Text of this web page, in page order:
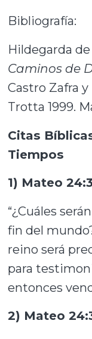
Bibliografía:
Hildegarda
Caminos de
Castro Zafra
Trotta 1999.
Citas
Tiempos
1) Mateo
“¿Cuáles
fin del
reino será
para
entonces
2) Mateo